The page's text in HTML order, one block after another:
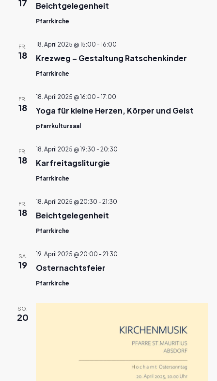
17 Beichtgelegenheit
Pfarrkirche
FR.
18 Krezweg – Gestaltung Ratschenkinder
18. April 2025 @ 15:00 - 16:00
Pfarrkirche
FR.
18 Yoga für kleine Herzen, Körper und Geist
18. April 2025 @ 16:00 - 17:00
pfarrkultursaal
FR.
18 Karfreitagsliturgie
18. April 2025 @ 19:30 - 20:30
Pfarrkirche
FR.
18 Beichtgelegenheit
18. April 2025 @ 20:30 - 21:30
Pfarrkirche
SA.
19 Osternachtsfeier
19. April 2025 @ 20:00 - 21:30
Pfarrkirche
SO.
20